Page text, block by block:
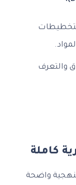
والتعرف
كاملة
واضحة